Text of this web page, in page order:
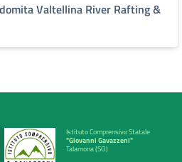
Valtellina River Rafting &
Istituto Comprensivo Statale
"Giovanni Gavazzeni"
Talamona (SO)